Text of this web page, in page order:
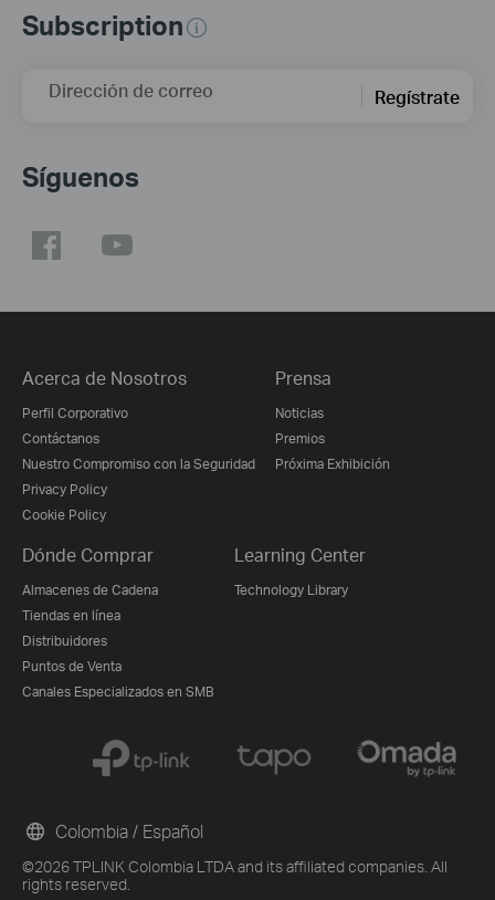
Subscription
Dirección de correo Regístrate
Síguenos
Acerca de Nosotros
Perfil Corporativo
Contáctanos
Nuestro Compromiso con la Seguridad
Privacy Policy
Cookie Policy
Prensa
Noticias
Premios
Próxima Exhibición
Dónde Comprar
Almacenes de Cadena
Tiendas en línea
Distribuidores
Puntos de Venta
Canales Especializados en SMB
Learning Center
Technology Library
©2026 TPLINK Colombia LTDA and its affiliated companies. All
rights reserved.
Colombia / Español